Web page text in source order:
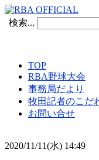
検索...
TOP
RBA野球大会
事務局だより
牧田記者のこだ
お問い合せ
2020/11/11(水) 14:49